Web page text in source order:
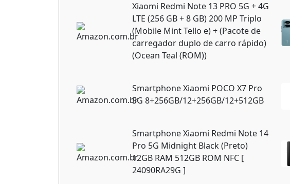
Xiaomi Redmi Note 13 PRO 5G + 4G
LTE (256 GB + 8 GB) 200 MP Triplo
(Mobile Mint Tello e) + (Pacote de
carregador duplo de carro rápido)
(Ocean Teal (ROM))
Smartphone Xiaomi POCO X7 Pro
5G 8+256GB/12+256GB/12+512GB
Smartphone Xiaomi Redmi Note 14
Pro 5G Midnight Black (Preto)
12GB RAM 512GB ROM NFC [
24090RA29G ]